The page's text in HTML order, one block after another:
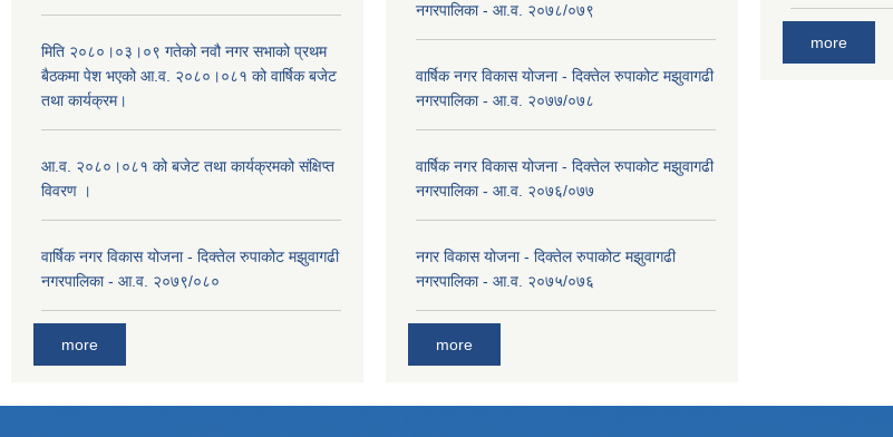
मिति २०८०।०३।०९ गतेको नवौ नगर सभाको प्रथम
बैठकमा पेश भएको आ.व. २०८०।०८१ को वार्षिक बजेट
तथा कार्यक्रम।
आ.व. २०८०।०८१ को बजेट तथा कार्यक्रमको संक्षिप्त
विवरण ।
वार्षिक नगर विकास योजना - दिक्तेल रुपाकोट मझुवागढी
नगरपालिका - आ.व. २०७९/०८०
more
नगरपालिका - आ.व. २०७८/०७९
वार्षिक नगर विकास योजना - दिक्तेल रुपाकोट मझुवागढी
नगरपालिका - आ.व. २०७७/०७८
वार्षिक नगर विकास योजना - दिक्तेल रुपाकोट मझुवागढी
नगरपालिका - आ.व. २०७६/०७७
नगर विकास योजना - दिक्तेल रुपाकोट मझुवागढी
नगरपालिका - आ.व. २०७५/०७६
more
more